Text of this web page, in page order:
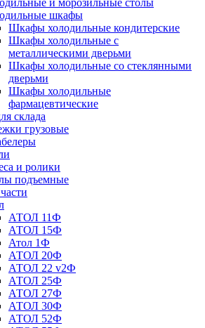
и морозильные столы
шкафы
Шкафы холодильные кондитерские
Шкафы холодильные с
металлическими дверьми
Шкафы холодильные со стеклянными
дверьми
Шкафы холодильные
фармацевтические
склада
грузовые
и ролики
подъемные
АТОЛ 11Ф
АТОЛ 15Ф
Атол 1Ф
АТОЛ 20Ф
АТОЛ 22 v2Ф
АТОЛ 25Ф
АТОЛ 27Ф
АТОЛ 30Ф
АТОЛ 52Ф